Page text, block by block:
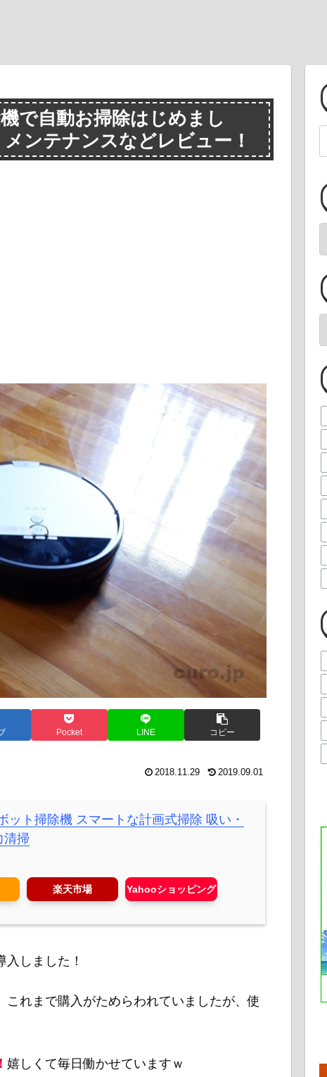
で自動お掃除はじめまし
ンテナンスなどレビュー！
Pocket LINE コピー
2018.11.29 2019.09.01
ット掃除機 スマートな計画式掃除 吸い・
清掃
楽天市場 Yahooショッピング
入しました！
れまで購入がためらわれていましたが、使
嬉しくて毎日働かせていますｗ